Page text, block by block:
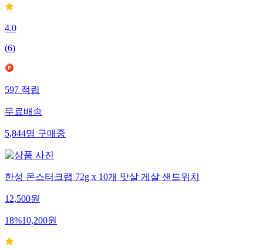
4.0
(6)
597 적립
무료배송
5,844명 구매중
한성 몬스터크랩 72g x 10개 맛살 게살 샌드위치
12,500원
18%10,200원